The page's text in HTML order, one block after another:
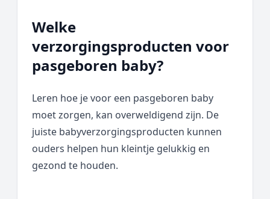
Welke
verzorgingsproducten voor
pasgeboren baby?
Leren hoe je voor een pasgeboren baby
moet zorgen, kan overweldigend zijn. De
juiste babyverzorgingsproducten kunnen
ouders helpen hun kleintje gelukkig en
gezond te houden.